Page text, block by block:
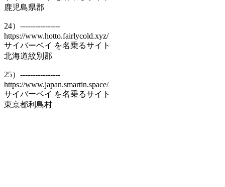
鹿児島県郡
24）----------------
https://www.hotto.fairlycold.xyz/
サイバーベイ を名乗るサイト
北海道紋別郡
25）----------------
https://www.japan.smartin.space/
サイバーベイ を名乗るサイト
東京都利島村